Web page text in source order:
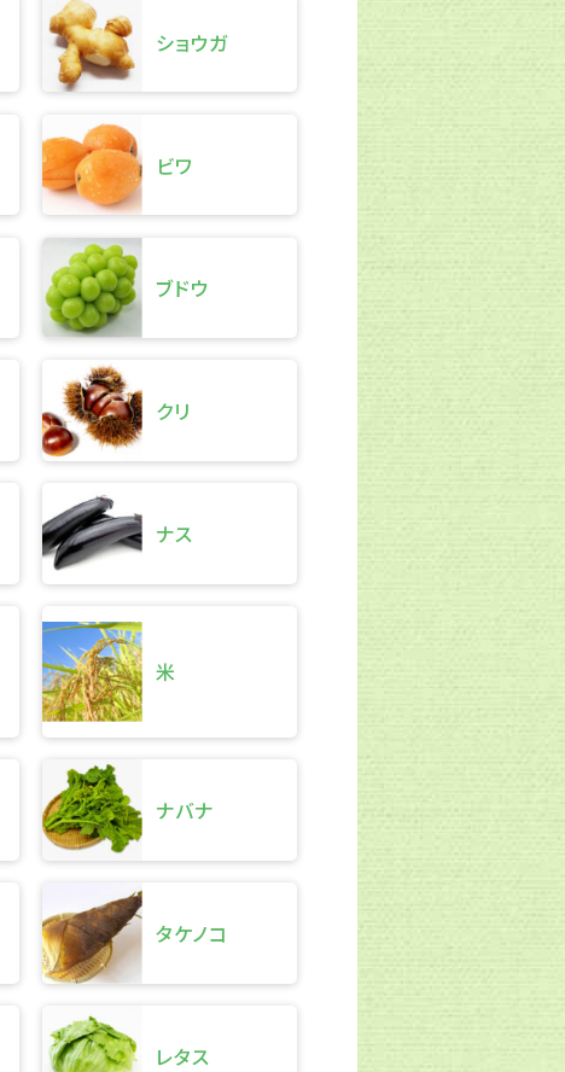
ショウガ
ビワ
ブドウ
クリ
ナス
米
ナバナ
タケノコ
レタス